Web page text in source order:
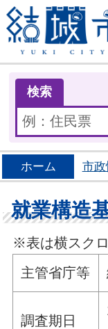
検索
ホーム 市政
就業構造
※表は横スク
主管省庁等
調査期日